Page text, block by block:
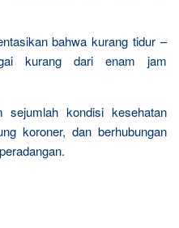
bahwa kurang tidur –
kurang dari enam jam
sejumlah kondisi kesehatan
koroner, dan berhubungan